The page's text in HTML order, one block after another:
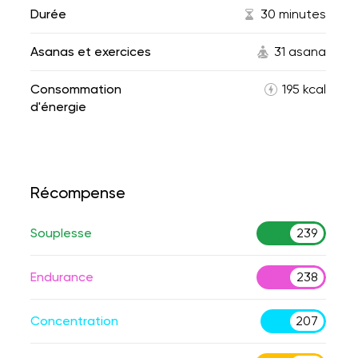
Durée 30 minutes
Asanas et exercices 31 asana
Consommation
d'énergie
195 kcal
Récompense
Souplesse 239
Endurance 238
Concentration 207